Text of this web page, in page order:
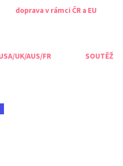
doprava v rámci ČR a EU
UK/AUS/FR SOUTĚŽ